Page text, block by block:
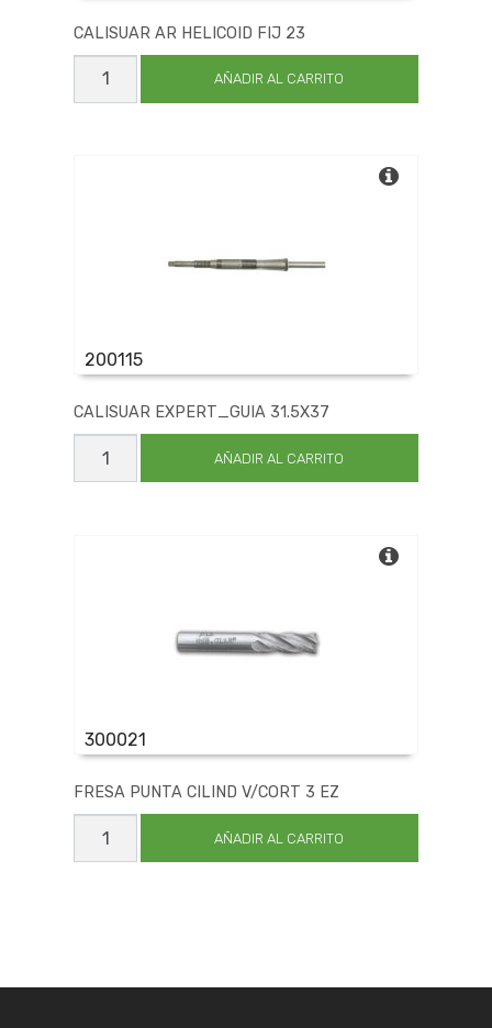
CALISUAR AR HELICOID FIJ 23
CALISUAR
AÑADIR AL CARRITO
200115
CALISUAR EXPERT_GUIA 31.5X37
CALISUAR
EXPERT_GUIA
31.5X37
AÑADIR AL CARRITO
300021
FRESA PUNTA CILIND V/CORT 3 EZ
FRESA
PUNTA
CILIND
AÑADIR AL CARRITO